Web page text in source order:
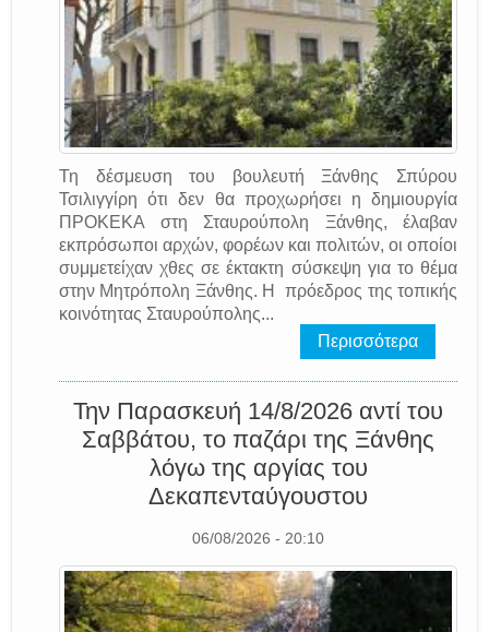
Τη δέσμευση του βουλευτή Ξάνθης Σπύρου
Τσιλιγγίρη ότι δεν θα προχωρήσει η δημιουργία
ΠΡΟΚΕΚΑ στη Σταυρούπολη Ξάνθης, έλαβαν
εκπρόσωποι αρχών, φορέων και πολιτών, οι οποίοι
συμμετείχαν χθες σε έκτακτη σύσκεψη για το θέμα
στην Μητρόπολη Ξάνθης. Η πρόεδρος της τοπικής
κοινότητας Σταυρούπολης...
Περισσότερα
Την Παρασκευή 14/8/2026 αντί του
Σαββάτου, το παζάρι της Ξάνθης
λόγω της αργίας του
Δεκαπενταύγουστου
06/08/2026 - 20:10